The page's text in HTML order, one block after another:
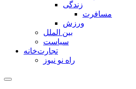
زندگی
مسافرت
ورزش
بین الملل
سیاست
تجارت‌خانه
راه نو نیوز